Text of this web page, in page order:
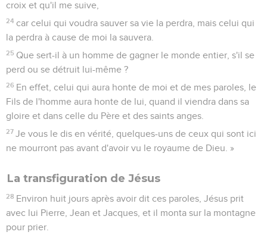
croix et qu'il me suive,
24 car celui qui voudra sauver sa vie la perdra, mais celui qui
la perdra à cause de moi la sauvera.
25 Que sert-il à un homme de gagner le monde entier, s'il se
perd ou se détruit lui-même ?
26 En effet, celui qui aura honte de moi et de mes paroles, le
Fils de l'homme aura honte de lui, quand il viendra dans sa
gloire et dans celle du Père et des saints anges.
27 Je vous le dis en vérité, quelques-uns de ceux qui sont ici
ne mourront pas avant d'avoir vu le royaume de Dieu. »
La transfiguration de Jésus
28 Environ huit jours après avoir dit ces paroles, Jésus prit
avec lui Pierre, Jean et Jacques, et il monta sur la montagne
pour prier.